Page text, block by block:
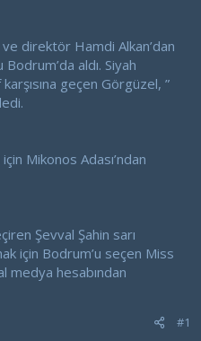
direktör Hamdi Alkan’dan
aldı. Siyah
geçen Görgüzel, ”
Mikonos Adası’ndan
Şevval Şahin sarı
için Bodrum’u seçen Miss
medya hesabından
#1